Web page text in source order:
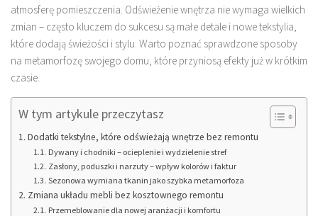
atmosferę pomieszczenia. Odświeżenie wnętrza nie wymaga wielkich
zmian – często kluczem do sukcesu są małe detale i nowe tekstylia,
które dodają świeżości i stylu. Warto poznać sprawdzone sposoby
na metamorfozę swojego domu, które przyniosą efekty już w krótkim
czasie.
W tym artykule przeczytasz
Dodatki tekstylne, które odświeżają wnętrze bez remontu
Dywany i chodniki – ocieplenie i wydzielenie stref
Zasłony, poduszki i narzuty – wpływ kolorów i faktur
Sezonowa wymiana tkanin jako szybka metamorfoza
Zmiana układu mebli bez kosztownego remontu
Przemeblowanie dla nowej aranżacji i komfortu